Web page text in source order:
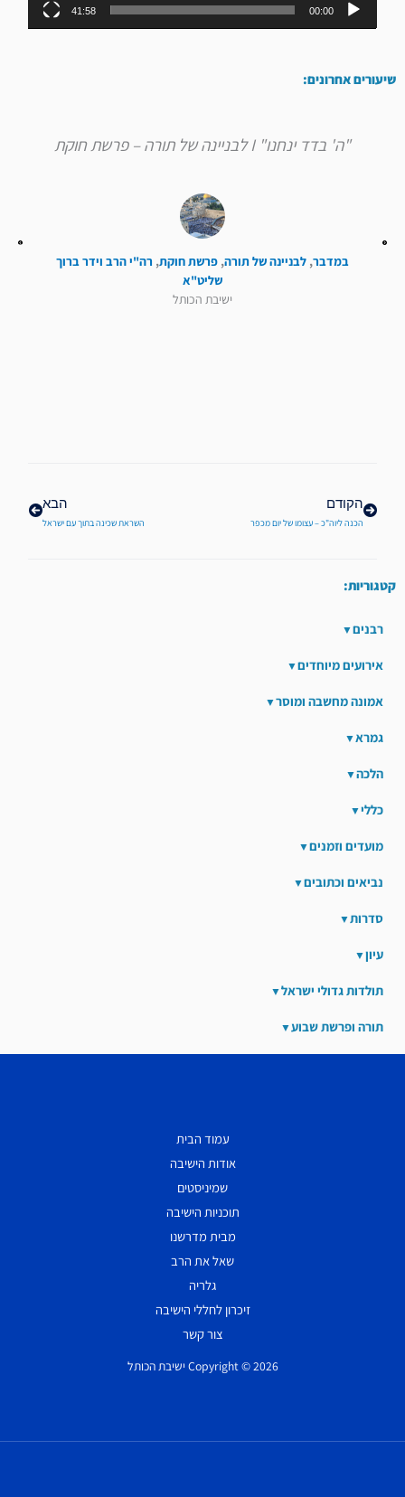
00:00
41:58
שיעורים אחרונים:
"ה' בדד ינחנו" I לבניינה של תורה – פרשת חוקת
במדבר, לבניינה של תורה, פרשת חוקת, רה"י הרב וידר ברוך
שליט"א
ישיבת הכותל
הקודם
הכנה ליוה"כ – עצומו של יום מכפר
הבא
השראת שכינה בתוך עם ישראל
קטגוריות:
רבנים
אירועים מיוחדים
אמונה מחשבה ומוסר
גמרא
הלכה
כללי
מועדים וזמנים
נביאים וכתובים
סדרות
עיון
תולדות גדולי ישראל
תורה ופרשת שבוע
עמוד הבית
אודות הישיבה
שמיניסטים
תוכניות הישיבה
מבית מדרשנו
שאל את הרב
גלריה
זיכרון לחללי הישיבה
צור קשר
Copyright © 2026 ישיבת הכותל